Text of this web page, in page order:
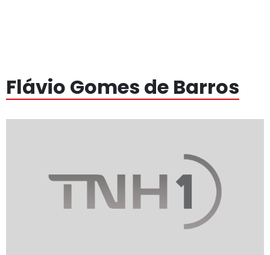
Flávio Gomes de Barros